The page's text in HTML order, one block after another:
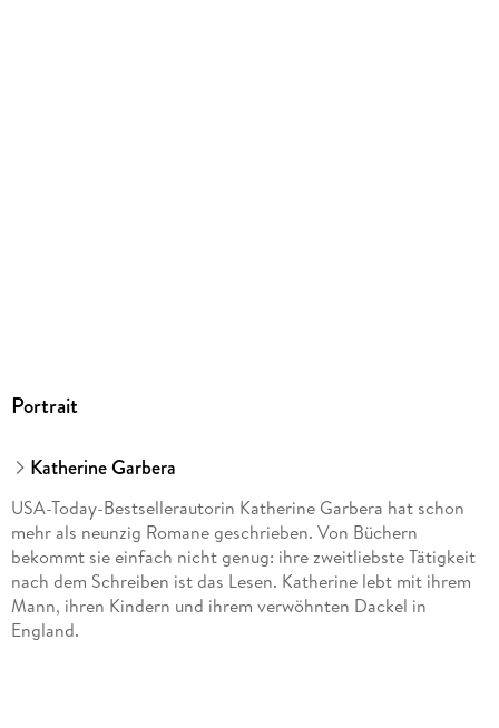
Portrait
Katherine Garbera
USA-Today-Bestsellerautorin Katherine Garbera hat schon
mehr als neunzig Romane geschrieben. Von Büchern
bekommt sie einfach nicht genug: ihre zweitliebste Tätigkeit
nach dem Schreiben ist das Lesen. Katherine lebt mit ihrem
Mann, ihren Kindern und ihrem verwöhnten Dackel in
England.